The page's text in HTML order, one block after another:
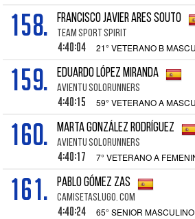
158. FRANCISCO JAVIER ARES SOUTO
TEAM SPORT SPIRIT
4:40:04 21° VETERANO B
159. EDUARDO LÓPEZ MIRANDA
AVIENTU SOLORUNNERS
4:40:15 59° VETERANO A
160. MARTA GONZÁLEZ RODRÍGUEZ
AVIENTU SOLORUNNERS
4:40:17 7° VETERANO A
161. PABLO GÓMEZ ZAS
CAMISETASLUGO. COM
4:40:24 65° SENIOR MASCULINO